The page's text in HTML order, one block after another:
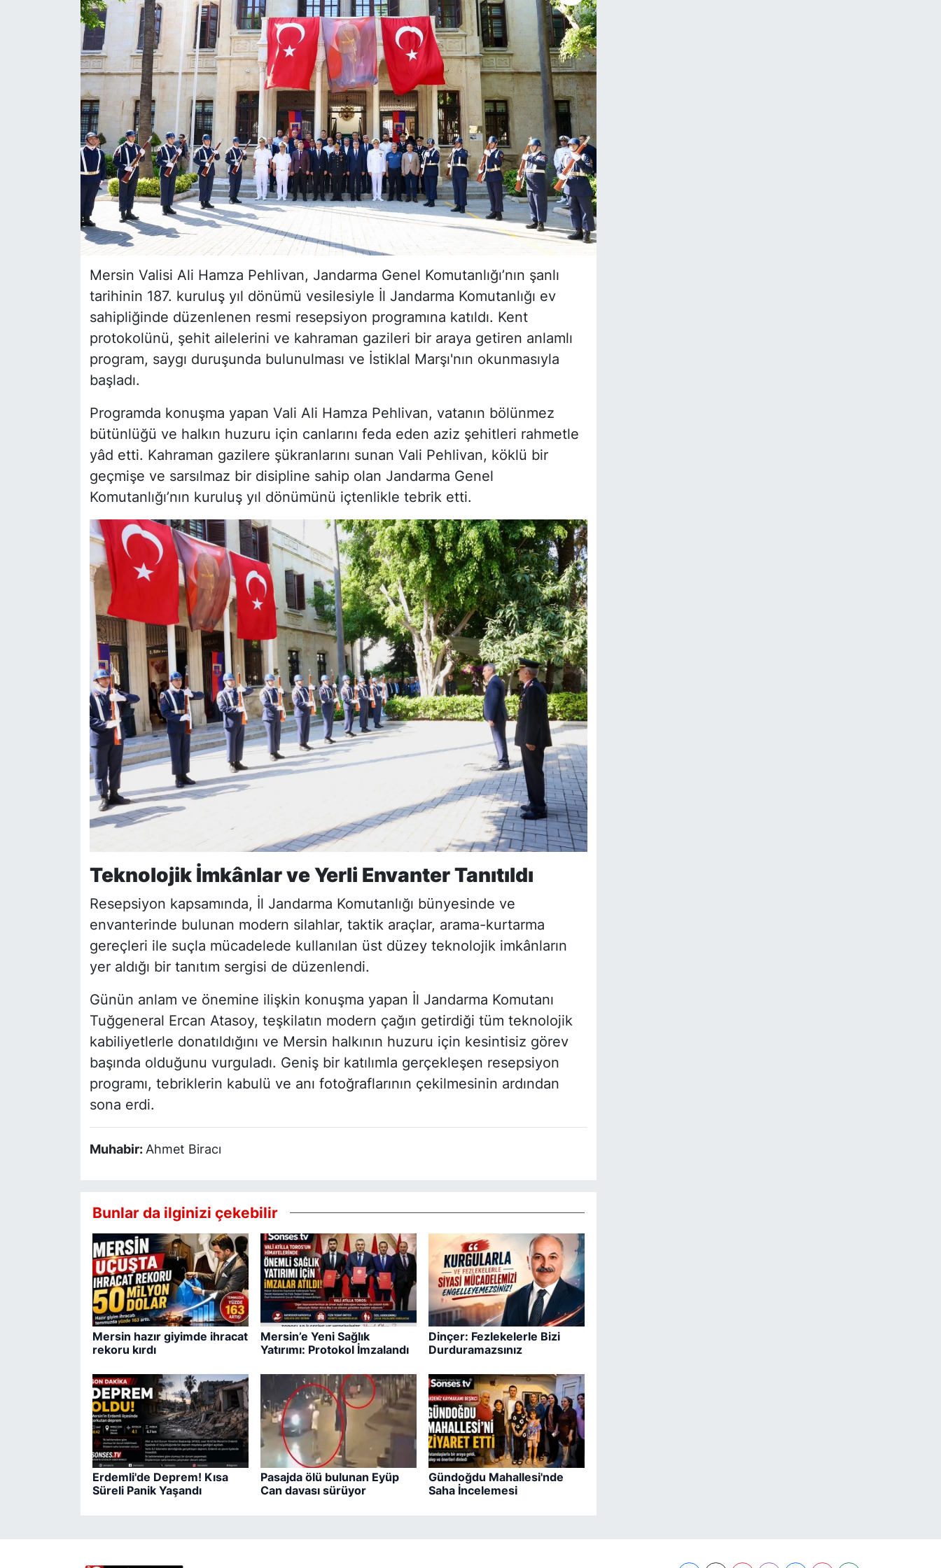
Mersin Valisi Ali Hamza Pehlivan, Jandarma Genel Komutanlığı’nın şanlı
tarihinin 187. kuruluş yıl dönümü vesilesiyle İl Jandarma Komutanlığı ev
sahipliğinde düzenlenen resmi resepsiyon programına katıldı. Kent
protokolünü, şehit ailelerini ve kahraman gazileri bir araya getiren anlamlı
program, saygı duruşunda bulunulması ve İstiklal Marşı'nın okunmasıyla
başladı.
Programda konuşma yapan Vali Ali Hamza Pehlivan, vatanın bölünmez
bütünlüğü ve halkın huzuru için canlarını feda eden aziz şehitleri rahmetle
yâd etti. Kahraman gazilere şükranlarını sunan Vali Pehlivan, köklü bir
geçmişe ve sarsılmaz bir disipline sahip olan Jandarma Genel
Komutanlığı’nın kuruluş yıl dönümünü içtenlikle tebrik etti.
Teknolojik İmkânlar ve Yerli Envanter Tanıtıldı
Resepsiyon kapsamında, İl Jandarma Komutanlığı bünyesinde ve
envanterinde bulunan modern silahlar, taktik araçlar, arama-kurtarma
gereçleri ile suçla mücadelede kullanılan üst düzey teknolojik imkânların
yer aldığı bir tanıtım sergisi de düzenlendi.
Günün anlam ve önemine ilişkin konuşma yapan İl Jandarma Komutanı
Tuğgeneral Ercan Atasoy, teşkilatın modern çağın getirdiği tüm teknolojik
kabiliyetlerle donatıldığını ve Mersin halkının huzuru için kesintisiz görev
başında olduğunu vurguladı. Geniş bir katılımla gerçekleşen resepsiyon
programı, tebriklerin kabulü ve anı fotoğraflarının çekilmesinin ardından
sona erdi.
Muhabir: Ahmet Biracı
Bunlar da ilginizi çekebilir
Mersin hazır giyimde ihracat
rekoru kırdı
Mersin’e Yeni Sağlık
Yatırımı: Protokol İmzalandı
Dinçer: Fezlekelerle Bizi
Durduramazsınız
Erdemli'de Deprem! Kısa
Süreli Panik Yaşandı
Pasajda ölü bulunan Eyüp
Can davası sürüyor
Gündoğdu Mahallesi'nde
Saha İncelemesi
Siyaset
YEREL HABER
Haberde insan
Tanıtım